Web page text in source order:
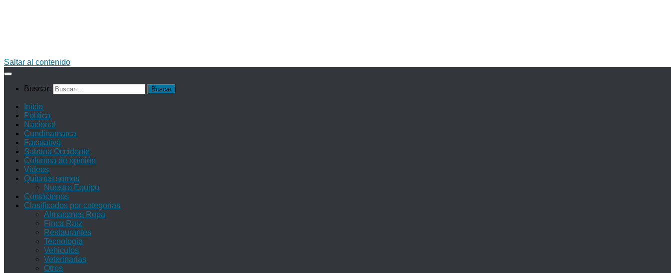
Saltar al contenido
Buscar:
Inicio
Política
Nacional
Cundinamarca
Facatativá
Sabana Occidente
Columna de opinión
Videos
Quienes somos
Nuestro Equipo
Contáctenos
Clasificados por categorias
Almacenes Ropa
Finca Raiz
Restaurantes
Tecnologia
Vehiculos
Veterinarias
Otros